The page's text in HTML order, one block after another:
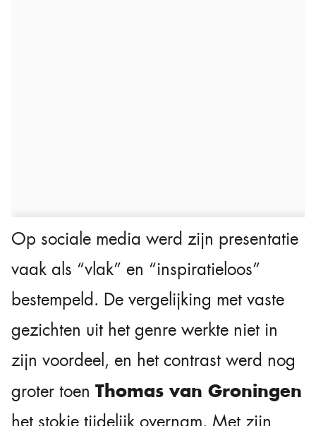
Op sociale media werd zijn presentatie
vaak als “vlak” en “inspiratieloos”
bestempeld. De vergelijking met vaste
gezichten uit het genre werkte niet in
zijn voordeel, en het contrast werd nog
groter toen Thomas van Groningen